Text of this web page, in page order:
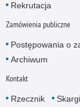
Rekrutacja
Zamówienia publiczne
Postępowania o
Archiwum
Kontakt
Rzecznik